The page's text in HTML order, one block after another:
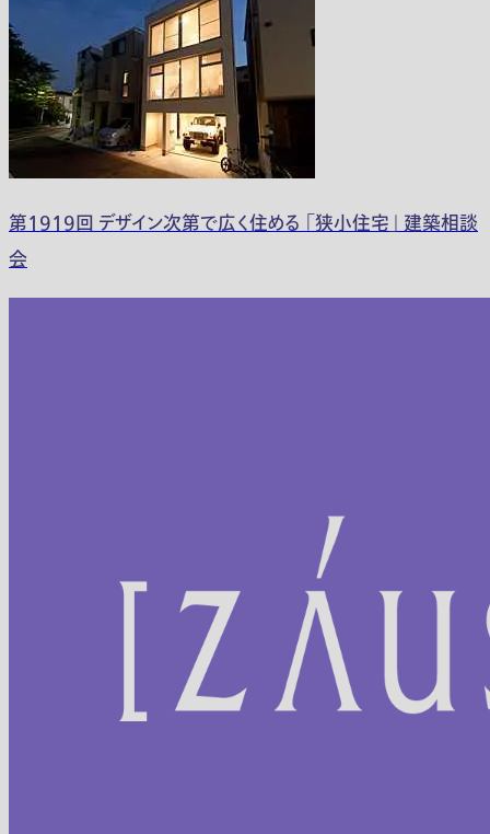
第1919回 デザイン次第で広く住める 「狭小住宅」 建築相談
会